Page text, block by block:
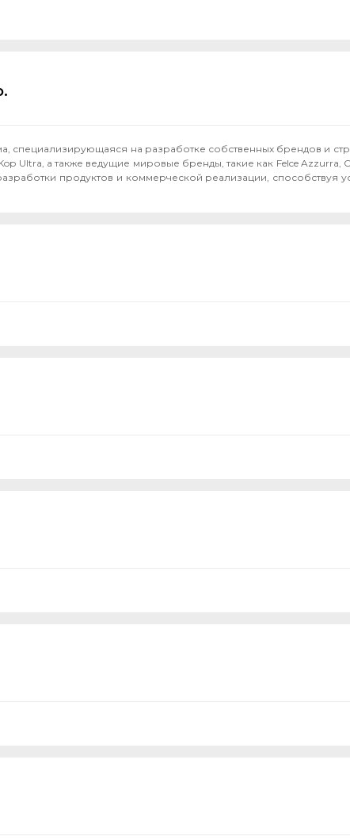
специализирующаяся на разработке собственных брендов и
Ultra, а также ведущие мировые бренды, такие как Felce Azzurra,
продуктов и коммерческой реализации, способствуя